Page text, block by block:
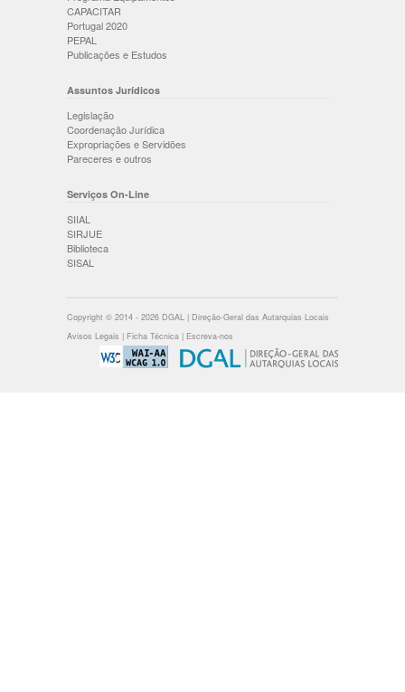
CAPACITAR
Portugal 2020
PEPAL
Publicações e Estudos
Assuntos Jurídicos
Legislação
Coordenação Jurídica
Expropriações e Servidões
Pareceres e outros
Serviços On-Line
SIIAL
SIRJUE
Biblioteca
SISAL
Copyright © 2014 - 2026 DGAL | Direção-Geral das Autarquias Locais
Avisos Legais | Ficha Técnica | Escreva-nos